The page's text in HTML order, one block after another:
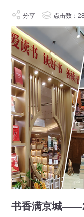
分享 点击数：